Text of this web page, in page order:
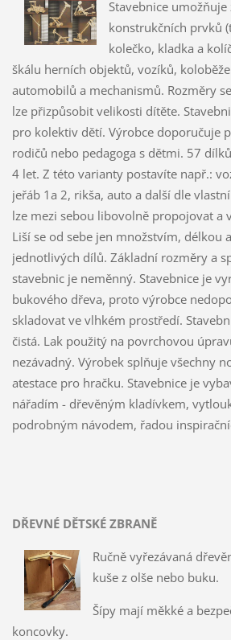
Stavebnice
konstrukčních prvků
kolečko, kladka a
škálu herních objektů, vozíků,
automobilů a mechanismů. Rozměry
lze přizpůsobit velikosti dítěte.
pro kolektiv dětí. Výrobce doporučuje
rodičů nebo pedagoga s dětmi. 57
4 let. Z této varianty postavíte např.:
jeřáb 1a 2, rikša, auto a další dle
lze mezi sebou libovolně propojovat a
Liší se od sebe jen množstvím, délkou
jednotlivých dílů. Základní rozměry a
stavebnic je neměnný. Stavebnice je
bukového dřeva, proto výrobce
skladovat ve vlhkém prostředí.
čistá. Lak použitý na povrchovou
nezávadný. Výrobek splňuje všechny
atestace pro hračku. Stavebnice je
nářadím - dřevěným kladívkem,
podrobným návodem, řadou
DŘEVNÉ DĚTSKÉ ZBRANĚ
Ručně vyřezávaná
kuše z olše nebo buku.
Šípy mají měkké a
koncovky.